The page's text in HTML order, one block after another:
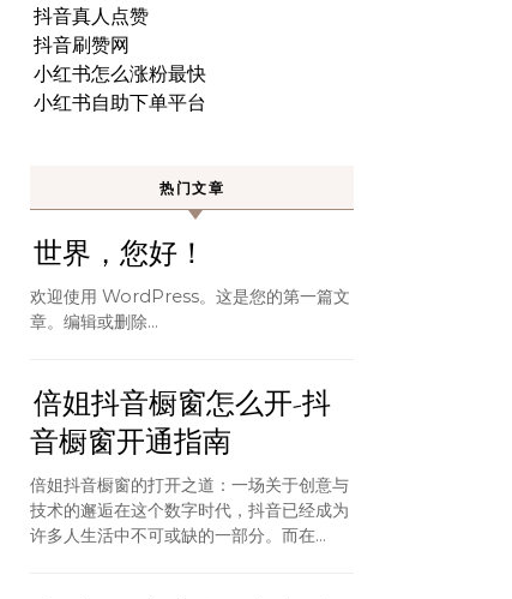
抖音真人点赞
抖音刷赞网
小红书怎么涨粉最快
小红书自助下单平台
热门文章
世界，您好！
欢迎使用 WordPress。这是您的第一篇文
章。编辑或删除…
倍姐抖音橱窗怎么开-抖
音橱窗开通指南
倍姐抖音橱窗的打开之道：一场关于创意与
技术的邂逅在这个数字时代，抖音已经成为
许多人生活中不可或缺的一部分。而在...